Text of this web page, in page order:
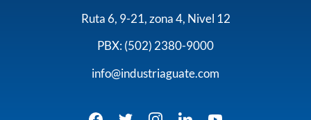
Ruta 6, 9-21, zona 4, Nivel 12
PBX: (502) 2380-9000
info@industriaguate.com